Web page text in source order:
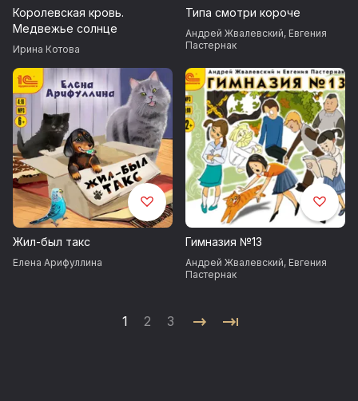
Королевская кровь.
Медвежье солнце
Ирина Котова
Типа смотри короче
Андрей Жвалевский, Евгения
Пастернак
Жил-был такс
Елена Арифуллина
Гимназия №13
Андрей Жвалевский, Евгения
Пастернак
1 2 3